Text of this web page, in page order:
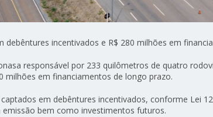
debêntures incentivados e R$ 280 milhões em
responsável por 233 quilômetros de quatro
milhões em financiamentos de longo prazo.
em debêntures incentivados, conforme Lei
bem como investimentos futuros.